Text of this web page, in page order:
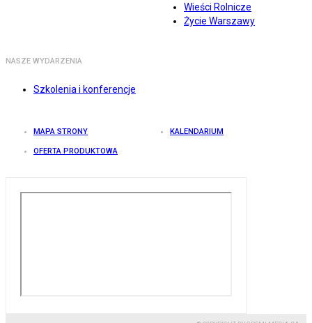
Wieści Rolnicze
Życie Warszawy
NASZE WYDARZENIA
Szkolenia i konferencje
MAPA STRONY KALENDARIUM
OFERTA PRODUKTOWA